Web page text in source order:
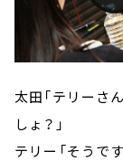
太田「テリーさ
しょ？」
テリー「そうで